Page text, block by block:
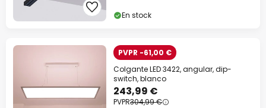
En stock
PVPR -61,00 €
Colgante LED 3422, angular, dip-
switch, blanco
243,99 €
PVPR304,99 €